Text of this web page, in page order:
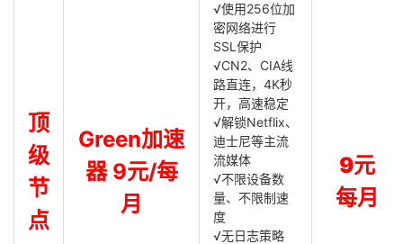
顶
级
节
点
Green加速
器 9元/每
月
√使用256位加
密网络进行
SSL保护
√CN2、CIA线
路直连，4K秒
开，高速稳定
√解锁Netflix、
迪士尼等主流
流媒体
√不限设备数
量、不限制速
度
√无日志策略
9元
每月